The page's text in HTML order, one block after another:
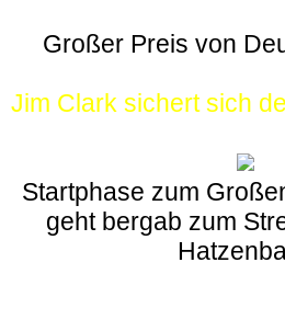
Großer Preis von
Jim Clark sichert sich
Startphase zum
geht bergab zum